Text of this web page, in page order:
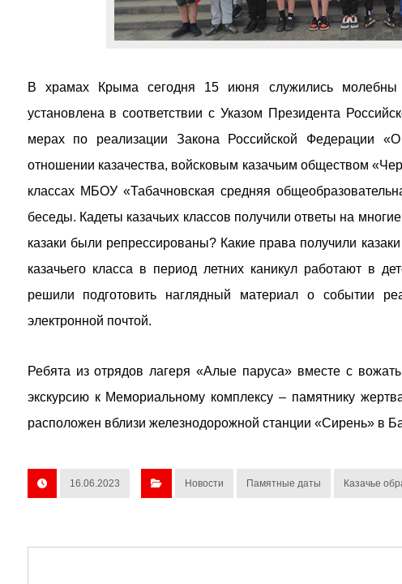
В храмах Крыма сегодня 15 июня служились молебны
установлена в соответствии с Указом Президента
мерах по реализации Закона Российской Федерации
отношении казачества, войсковым казачьим обществом
классах МБОУ «Табачновская средняя
беседы. Кадеты казачьих классов получили ответы на
казаки были репрессированы? Какие права получили
казачьего класса в период летних каникул работают в
решили подготовить наглядный материал о событии
электронной почтой.
Ребята из отрядов лагеря «Алые паруса» вместе с
экскурсию к Мемориальному комплексу – памятнику
расположен вблизи железнодорожной станции «Сирень» в
16.06.2023 Новости Памятные даты Казачье